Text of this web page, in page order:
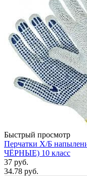
Быстрый просмотр
Перчатки Х/Б
ЧЁРНЫЕ) 10 класс
37 руб.
34.78 руб.